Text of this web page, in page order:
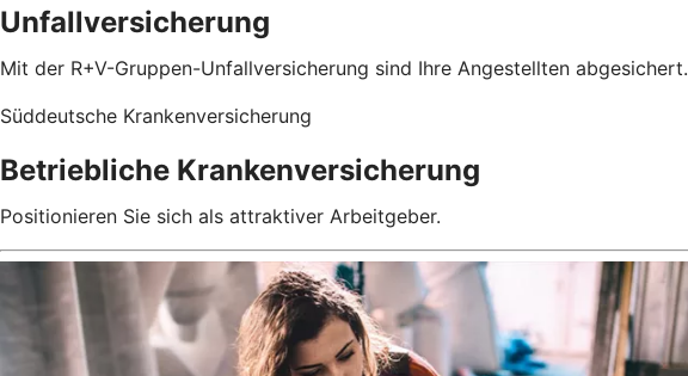
Unfallversicherung
Mit der R+V-Gruppen-Unfallversicherung sind Ihre Angestellten abgesichert.
Süddeutsche Krankenversicherung
Betriebliche Krankenversicherung
Positionieren Sie sich als attraktiver Arbeitgeber.